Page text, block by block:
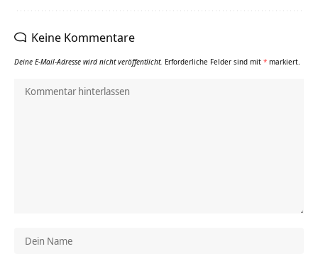
Keine Kommentare
Deine E-Mail-Adresse wird nicht veröffentlicht. Erforderliche Felder sind mit * markiert.